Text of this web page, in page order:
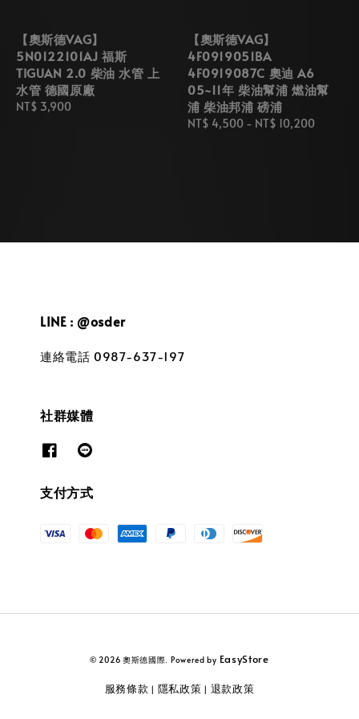
【奧斯德VAG】
5N0122101AJ 福斯
TIGUAN 2.0 柴油 水管 上
水管 德國原廠
Regular
NT$ 3,900
【奧斯德VAG】
4F0919051BA
4F0919087C 奧迪 A6
05~11年 柴油幫浦 燃油幫
浦 柴油邦浦 磅浦
Regular
NT$ 4,500 - NT$ 10,200
LINE : @osder
連絡電話 0987-637-197
社群媒體
支付方式
© 2026 奧斯德國際. Powered by EasyStore
服務條款 | 隱私政策 | 退款政策